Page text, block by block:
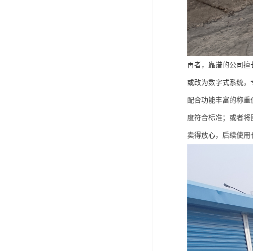
再者，靠谱的公司擅
或改为数字式系统，
配合功能丰富的称
度符合标准；或者
卖得放心，后续使用